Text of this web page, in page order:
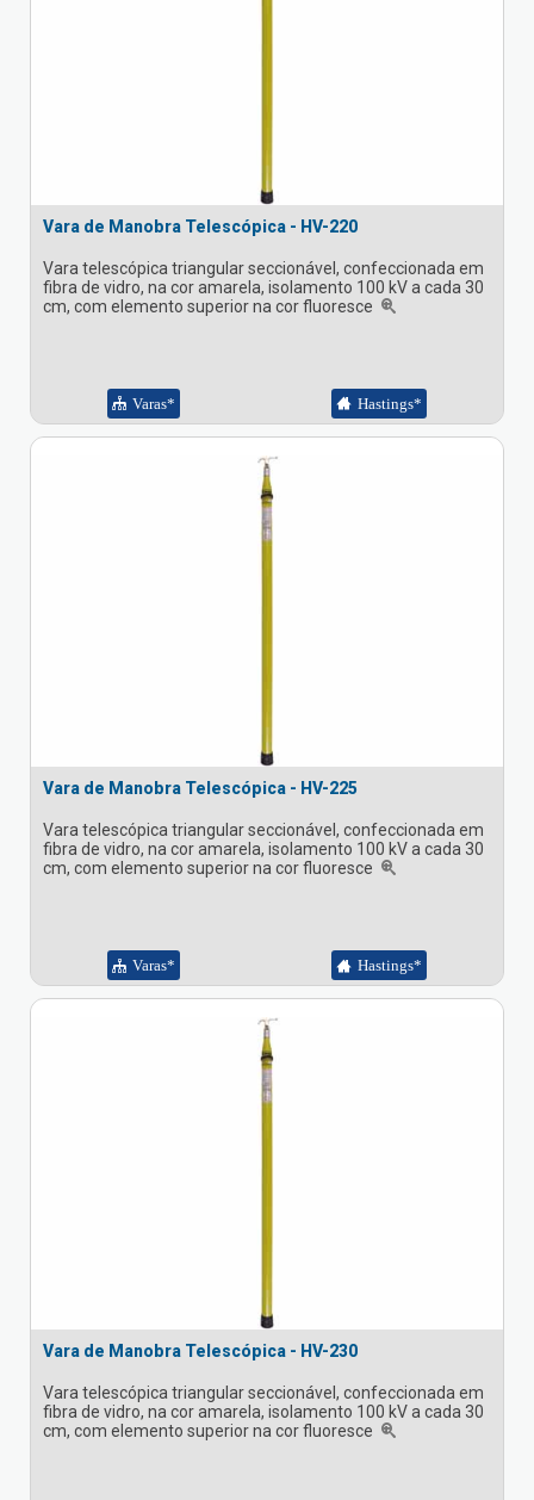
Vara de Manobra Telescópica - HV-220
Vara telescópica triangular seccionável, confeccionada em
fibra de vidro, na cor amarela, isolamento 100 kV a cada 30
cm, com elemento superior na cor fluoresce
Varas* Hastings*
Vara de Manobra Telescópica - HV-225
Vara telescópica triangular seccionável, confeccionada em
fibra de vidro, na cor amarela, isolamento 100 kV a cada 30
cm, com elemento superior na cor fluoresce
Varas* Hastings*
Vara de Manobra Telescópica - HV-230
Vara telescópica triangular seccionável, confeccionada em
fibra de vidro, na cor amarela, isolamento 100 kV a cada 30
cm, com elemento superior na cor fluoresce